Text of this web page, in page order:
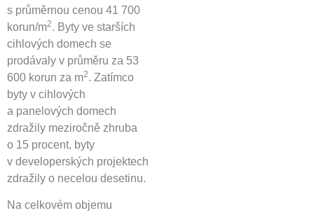
s průměrnou cenou 41 700
korun/m2. Byty ve starších
cihlových domech se
prodávaly v průměru za 53
600 korun za m2. Zatímco
byty v cihlových
a panelových domech
zdražily meziročně zhruba
o 15 procent, byty
v developerských projektech
zdražily o necelou desetinu.
Na celkovém objemu